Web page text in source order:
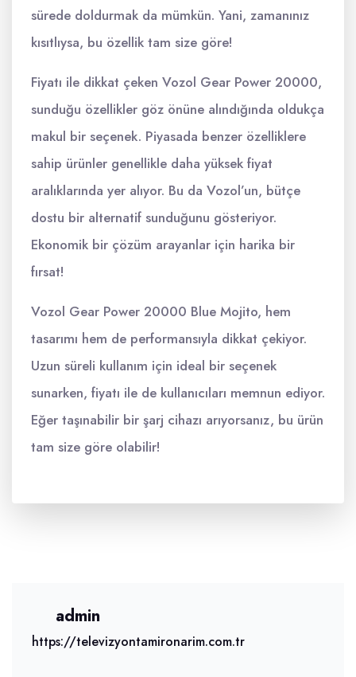
sürede doldurmak da mümkün. Yani, zamanınız
kısıtlıysa, bu özellik tam size göre!
Fiyatı ile dikkat çeken Vozol Gear Power 20000,
sunduğu özellikler göz önüne alındığında oldukça
makul bir seçenek. Piyasada benzer özelliklere
sahip ürünler genellikle daha yüksek fiyat
aralıklarında yer alıyor. Bu da Vozol’un, bütçe
dostu bir alternatif sunduğunu gösteriyor.
Ekonomik bir çözüm arayanlar için harika bir
fırsat!
Vozol Gear Power 20000 Blue Mojito, hem
tasarımı hem de performansıyla dikkat çekiyor.
Uzun süreli kullanım için ideal bir seçenek
sunarken, fiyatı ile de kullanıcıları memnun ediyor.
Eğer taşınabilir bir şarj cihazı arıyorsanız, bu ürün
tam size göre olabilir!
admin
https://televizyontamironarim.com.tr